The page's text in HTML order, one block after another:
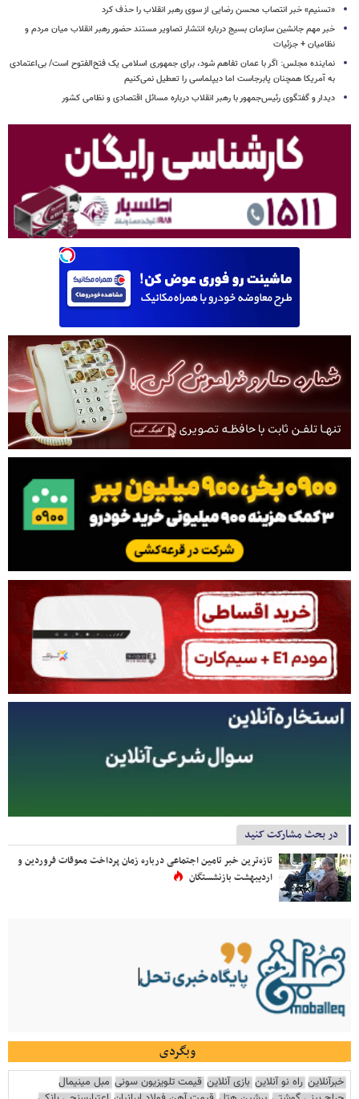
«تسنیم» خبر انتصاب محسن رضایی از سوی رهبر انقلاب را حذف کرد
خبر مهم جانشین سازمان بسیج درباره انتشار تصاویر مستند حضور رهبر انقلاب میان مردم و
نظامیان + جزئیات
نماینده مجلس: اگر با عمان تفاهم شود، برای جمهوری اسلامی یک فتح‌الفتوح است/ بی‌اعتمادی
به آمریکا همچنان پابرجاست اما دیپلماسی را تعطیل نمی‌کنیم
دیدار و گفتگوی رئیس‌جمهور با رهبر انقلاب درباره مسائل اقتصادی و نظامی کشور
در بحث مشارکت کنید
تازه‌ترین خبر تامین اجتماعی درباره زمان پرداخت معوقات فروردین و
اردیبهشت بازنشستگان
وبگردی
خبرآنلاین راه نو آنلاین بازی آنلاین قیمت تلویزیون سونی مبل مینیمال